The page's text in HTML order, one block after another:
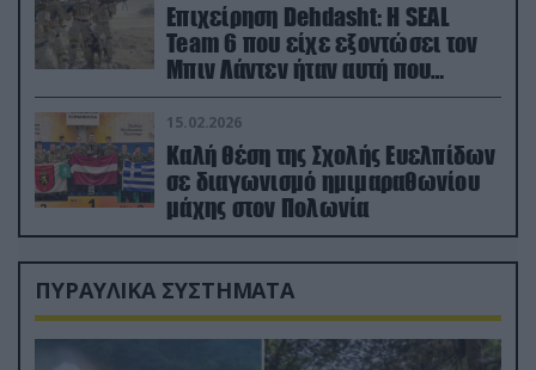
Επιχείρηση Dehdasht: Η SEAL
Team 6 που είχε εξοντώσει τον
Μπιν Λάντεν ήταν αυτή που
διέσωσε τον πιλότο του F-15
15.02.2026
Καλή θέση της Σχολής Ευελπίδων
σε διαγωνισμό ημιμαραθωνίου
μάχης στον Πολωνία
ΠΥΡΑΥΛΙΚΑ ΣΥΣΤΗΜΑΤΑ